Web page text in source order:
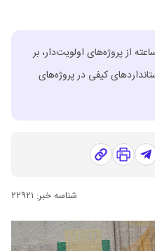
منطقه۹ در بازدید میدانی ۴ ساعته از پروژه‌های اولویت‌دار، بر
کیفی در پروژه‌های
شناسه خبر: ۲۲۹۲۱